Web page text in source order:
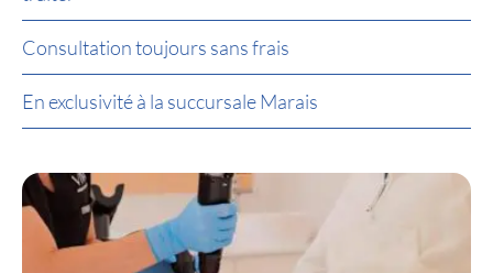
Consultation toujours sans frais
En exclusivité à la succursale Marais